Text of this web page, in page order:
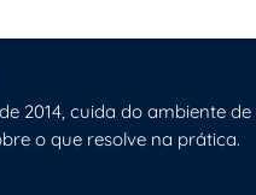
2014, cuida do ambiente
o que resolve na prática.